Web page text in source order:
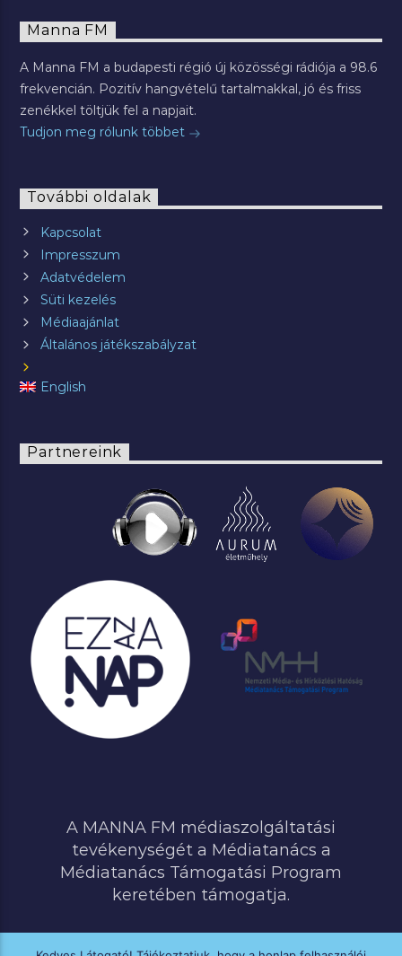
Manna FM
A Manna FM a budapesti régió új közösségi rádiója a 98.6
frekvencián. Pozitív hangvételű tartalmakkal, jó és friss
zenékkel töltjük fel a napjait.
Tudjon meg rólunk többet
További oldalak
Kapcsolat
Impresszum
Adatvédelem
Süti kezelés
Médiaajánlat
Általános játékszabályzat
English
Partnereink
A MANNA FM médiaszolgáltatási
tevékenységét a Médiatanács a
Médiatanács Támogatási Program
keretében támogatja.